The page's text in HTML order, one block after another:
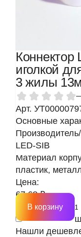
Коннектор
иголкой
3 жилы
Арт.
Основные
LED-SIB
Материал
пластик,
Цена:
67.68 ₽
В корзину
Нашли